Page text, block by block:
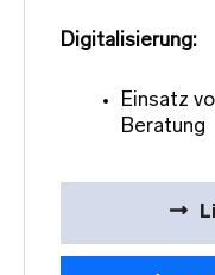
Digitalisierung:
Einsatz
Beratung